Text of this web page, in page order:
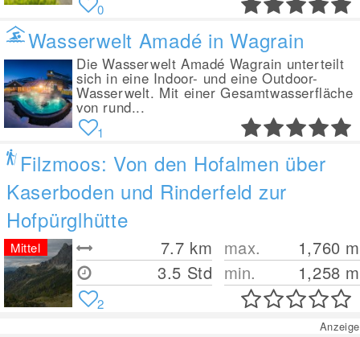
0
Wasserwelt Amadé in Wagrain
Die Wasserwelt Amadé Wagrain unterteilt
sich in eine Indoor- und eine Outdoor-
Wasserwelt. Mit einer Gesamtwasserfläche
von rund...
1
Filzmoos: Von den Hofalmen über
Kaserboden und Rinderfeld zur
Hofpürglhütte
7.7 km
3.5 Std
max. 1,760 m
min.
1,258 m
Mittel
2
Anzeige